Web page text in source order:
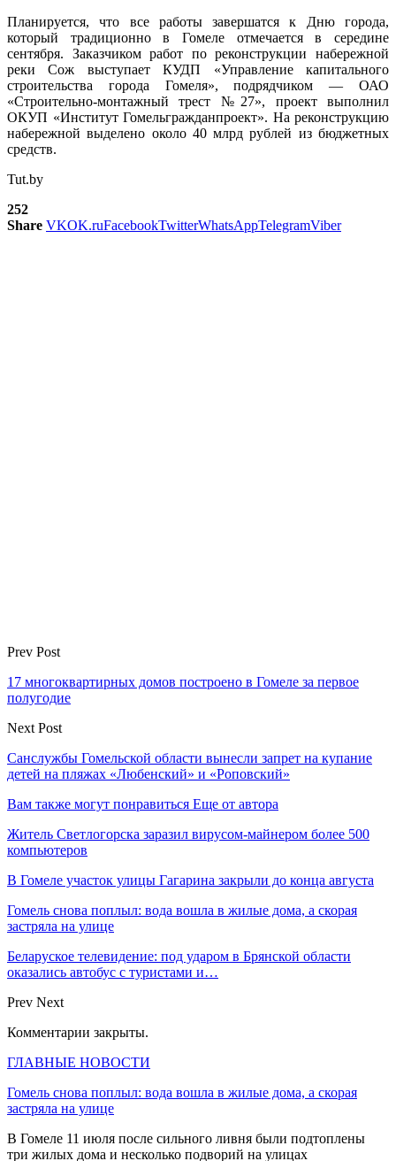
Планируется, что все работы завершатся к Дню города,
который традиционно в Гомеле отмечается в середине
сентября. Заказчиком работ по реконструкции набережной
реки Сож выступает КУДП «Управление капитального
строительства города Гомеля», подрядчиком — ОАО
«Строительно-монтажный трест №27», проект выполнил
ОКУП «Институт Гомельгражданпроект». На реконструкцию
набережной выделено около 40 млрд рублей из бюджетных
средств.
Tut.by
252
Share VKOK.ruFacebookTwitterWhatsAppTelegramViber
Prev Post
17 многоквартирных домов построено в Гомеле за первое
полугодие
Next Post
Санслужбы Гомельской области вынесли запрет на купание
детей на пляжах «Любенский» и «Роповский»
Вам также могут понравиться Еще от автора
Житель Светлогорска заразил вирусом-майнером более 500
компьютеров
В Гомеле участок улицы Гагарина закрыли до конца августа
Гомель снова поплыл: вода вошла в жилые дома, а скорая
застряла на улице
Беларуское телевидение: под ударом в Брянской области
оказались автобус с туристами и…
Prev Next
Комментарии закрыты.
ГЛАВНЫЕ НОВОСТИ
Гомель снова поплыл: вода вошла в жилые дома, а скорая
застряла на улице
В Гомеле 11 июля после сильного ливня были подтоплены
три жилых дома и несколько подворий на улицах